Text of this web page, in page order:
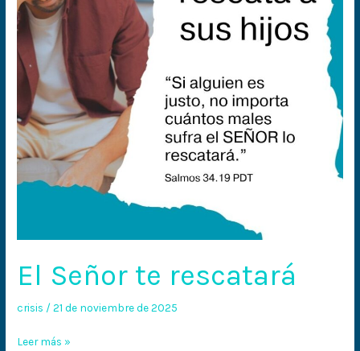
El Señor te rescatará
crisis /21 de noviembre de 2025
Leer más »